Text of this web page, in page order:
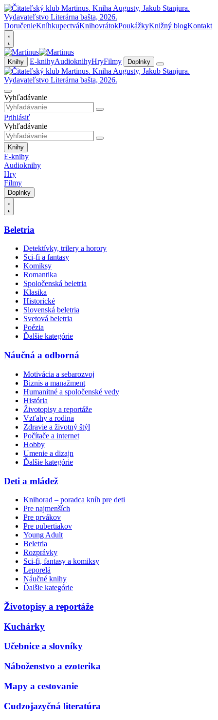
DoručenieKníhkupectváKnihovrátokPoukážkyKnižný blogKontakt
Knihy E-knihyAudioknihyHryFilmy Doplnky
Vyhľadávanie
Prihlásiť
Vyhľadávanie
Knihy
E-knihy
Audioknihy
Hry
Filmy
Doplnky
Beletria
Detektívky, trilery a horory
Sci-fi a fantasy
Komiksy
Romantika
Spoločenská beletria
Klasika
Historické
Slovenská beletria
Svetová beletria
Poézia
Ďalšie kategórie
Náučná a odborná
Motivácia a sebarozvoj
Biznis a manažment
Humanitné a spoločenské vedy
História
Životopisy a reportáže
Vzťahy a rodina
Zdravie a životný štýl
Počítače a internet
Hobby
Umenie a dizajn
Ďalšie kategórie
Deti a mládež
Knihorad – poradca kníh pre deti
Pre najmenších
Pre prvákov
Pre pubertiakov
Young Adult
Beletria
Rozprávky
Sci-fi, fantasy a komiksy
Leporelá
Náučné knihy
Ďalšie kategórie
Životopisy a reportáže
Kuchárky
Učebnice a slovníky
Náboženstvo a ezoterika
Mapy a cestovanie
Cudzojazyčná literatúra